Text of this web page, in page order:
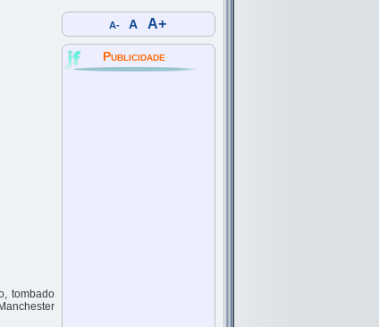
tombado
A- A A+
Publicidade